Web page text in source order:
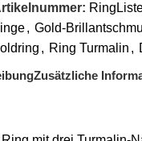
, Gold-
, Ring Turmalin ,
Zusätzliche